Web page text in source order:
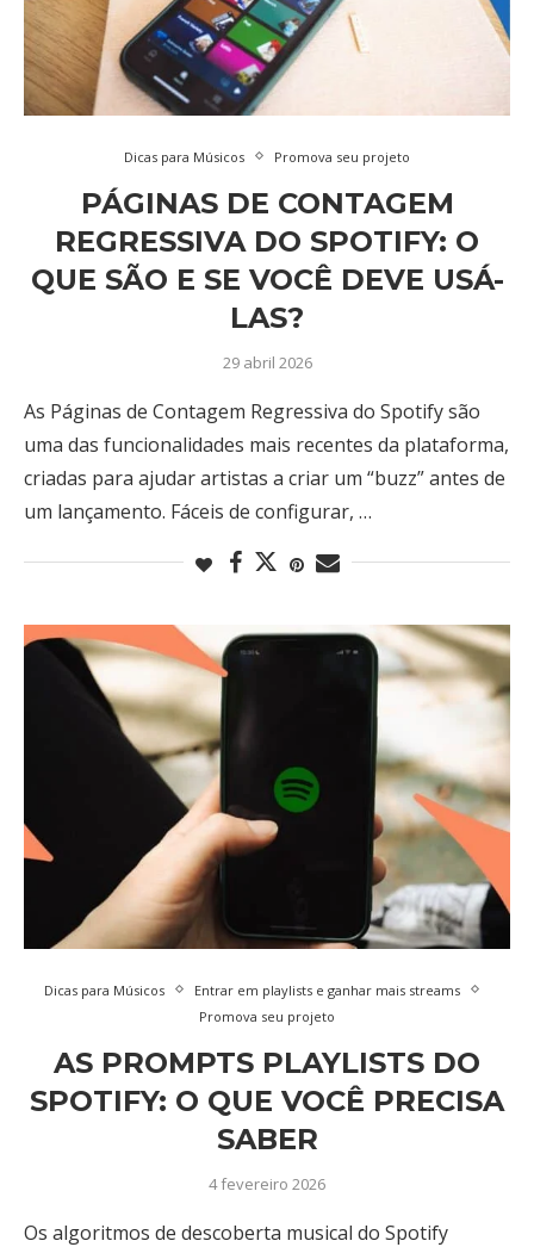
Dicas para Músicos Promova seu projeto
PÁGINAS DE CONTAGEM
REGRESSIVA DO SPOTIFY: O
QUE SÃO E SE VOCÊ DEVE USÁ-
LAS?
29 abril 2026
As Páginas de Contagem Regressiva do Spotify são
uma das funcionalidades mais recentes da plataforma,
criadas para ajudar artistas a criar um “buzz” antes de
um lançamento. Fáceis de configurar, …
Dicas para Músicos
Entrar em playlists e ganhar mais streams
Promova seu projeto
AS PROMPTS PLAYLISTS DO
SPOTIFY: O QUE VOCÊ PRECISA
SABER
4 fevereiro 2026
Os algoritmos de descoberta musical do Spotify